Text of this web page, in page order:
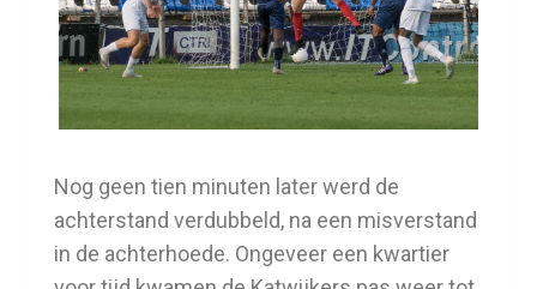
Nog geen tien minuten later werd de
achterstand verdubbeld, na een misverstand
in de achterhoede. Ongeveer een kwartier